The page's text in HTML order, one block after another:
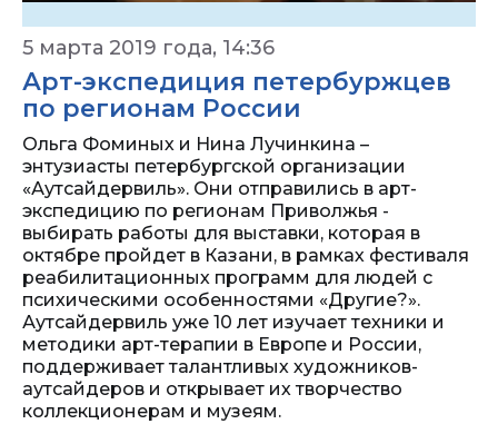
5 марта 2019 года, 14:36
Арт-экспедиция петербуржцев
по регионам России
Ольга Фоминых и Нина Лучинкина –
энтузиасты петербургской организации
«Аутсайдервиль». Они отправились в арт-
экспедицию по регионам Приволжья -
выбирать работы для выставки, которая в
октябре пройдет в Казани, в рамках фестиваля
реабилитационных программ для людей с
психическими особенностями «Другие?».
Аутсайдервиль уже 10 лет изучает техники и
методики арт-терапии в Европе и России,
поддерживает талантливых художников-
аутсайдеров и открывает их творчество
коллекционерам и музеям.